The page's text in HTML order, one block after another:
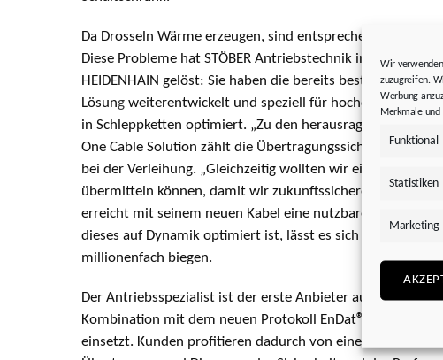
Wir
zuzugreifen.
Werbung
Merkmale und
Funktional
Statistiken
Marketing
Da Drosseln Wärme erzeugen, sind entsprechende
Diese Probleme hat STÖBER Antriebstechnik in
HEIDENHAIN gelöst: Sie haben die bereits bestehende
Lösung weiterentwickelt und speziell für hochdynamische
in Schleppketten optimiert. „Zu den herausragendsten
One Cable Solution zählt die Übertragungssicherheit“,
bei der Verleihung. „Gleichzeitig wollten wir eine höhere
übermitteln können, damit wir zukunftssicherer aufgestellt
erreicht mit seinem neuen Kabel eine nutzbare Länge von
dieses auf Dynamik optimiert ist, lässt es sich in einer
millionenfach biegen.
Der Antriebsspezialist ist der erste Anbieter auf dem
Kombination mit dem neuen Protokoll EnDat®
3-Lösung
einsetzt. Kunden profitieren dadurch von einer maximalen